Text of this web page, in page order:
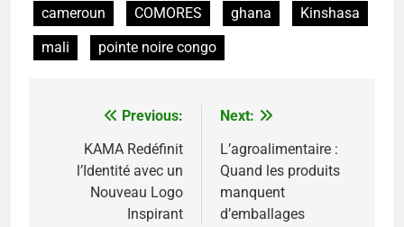
cameroun
COMORES ghana
Kinshasa
mali
pointe noire congo
Navigation
l’article
Previous:
KAMA Redéfinit
l’Identité avec un
Nouveau Logo
Inspirant
Next:
L’agroalimentaire :
Quand les produits
manquent
d’emballages